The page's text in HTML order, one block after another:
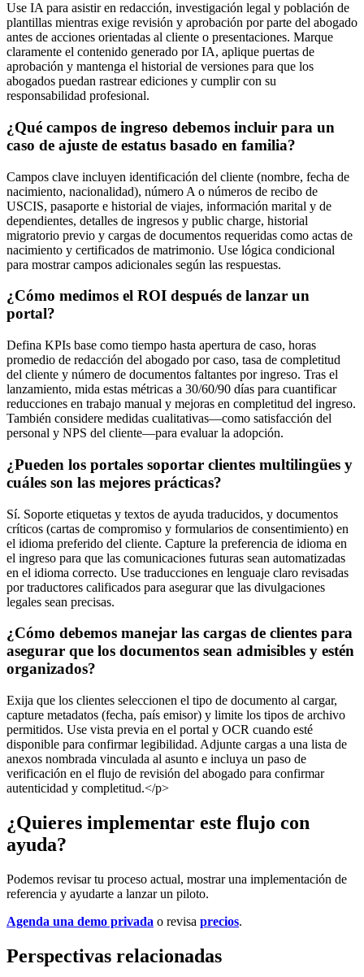
Use IA para asistir en redacción, investigación legal y población de
plantillas mientras exige revisión y aprobación por parte del abogado
antes de acciones orientadas al cliente o presentaciones. Marque
claramente el contenido generado por IA, aplique puertas de
aprobación y mantenga el historial de versiones para que los
abogados puedan rastrear ediciones y cumplir con su
responsabilidad profesional.
¿Qué campos de ingreso debemos incluir para un
caso de ajuste de estatus basado en familia?
Campos clave incluyen identificación del cliente (nombre, fecha de
nacimiento, nacionalidad), número A o números de recibo de
USCIS, pasaporte e historial de viajes, información marital y de
dependientes, detalles de ingresos y public charge, historial
migratorio previo y cargas de documentos requeridas como actas de
nacimiento y certificados de matrimonio. Use lógica condicional
para mostrar campos adicionales según las respuestas.
¿Cómo medimos el ROI después de lanzar un
portal?
Defina KPIs base como tiempo hasta apertura de caso, horas
promedio de redacción del abogado por caso, tasa de completitud
del cliente y número de documentos faltantes por ingreso. Tras el
lanzamiento, mida estas métricas a 30/60/90 días para cuantificar
reducciones en trabajo manual y mejoras en completitud del ingreso.
También considere medidas cualitativas—como satisfacción del
personal y NPS del cliente—para evaluar la adopción.
¿Pueden los portales soportar clientes multilingües y
cuáles son las mejores prácticas?
Sí. Soporte etiquetas y textos de ayuda traducidos, y documentos
críticos (cartas de compromiso y formularios de consentimiento) en
el idioma preferido del cliente. Capture la preferencia de idioma en
el ingreso para que las comunicaciones futuras sean automatizadas
en el idioma correcto. Use traducciones en lenguaje claro revisadas
por traductores calificados para asegurar que las divulgaciones
legales sean precisas.
¿Cómo debemos manejar las cargas de clientes para
asegurar que los documentos sean admisibles y estén
organizados?
Exija que los clientes seleccionen el tipo de documento al cargar,
capture metadatos (fecha, país emisor) y limite los tipos de archivo
permitidos. Use vista previa en el portal y OCR cuando esté
disponible para confirmar legibilidad. Adjunte cargas a una lista de
anexos nombrada vinculada al asunto e incluya un paso de
verificación en el flujo de revisión del abogado para confirmar
autenticidad y completitud.</p>
¿Quieres implementar este flujo con
ayuda?
Podemos revisar tu proceso actual, mostrar una implementación de
referencia y ayudarte a lanzar un piloto.
Agenda una demo privada o revisa precios.
Perspectivas relacionadas